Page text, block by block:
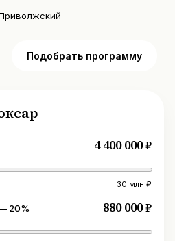
Подобрать программу
4 400 000 ₽
30 млн ₽
20% 880 000 ₽